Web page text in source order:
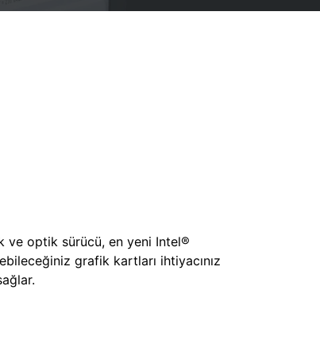
ve optik sürücü, en yeni Intel®
grafik kartları ihtiyacınız